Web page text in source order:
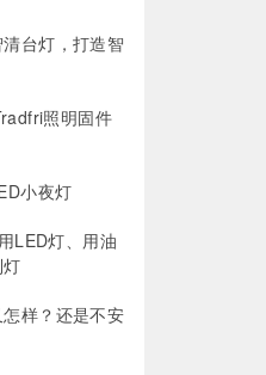
台灯，打造智
照明固件
小夜灯
LED灯、用油
样？还是不安